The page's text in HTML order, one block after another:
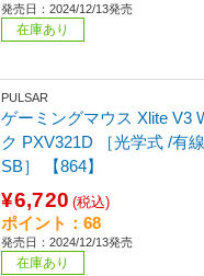
発売日：2024/12/13発売
在庫あり
PULSAR
ゲーミングマウス Xlite V3
ク PXV321D ［光学式 /有
SB］ 【864】
¥6,720 (税込)
ポイント：68
発売日：2024/12/13発売
在庫あり